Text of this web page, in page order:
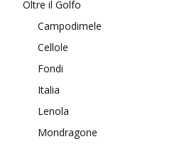
Oltre il Golfo
Campodimele
Cellole
Fondi
Italia
Lenola
Mondragone